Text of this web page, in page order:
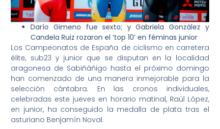
Darío Gimeno fue sexto; y Gabriela González y
Candela Ruiz rozaron el ‘top 10’ en féminas junior
Los Campeonatos de España de ciclismo en carretera
élite, sub23 y junior que se disputan en la localidad
aragonesa de Sabiñáñigo hasta el próximo domingo
han comenzado de una manera inmejorable para la
selección cántabra. En las cronos individuales,
celebradas este jueves en horario matinal, Raúl López,
en junior, ha conseguido la medalla de plata tras el
asturiano Benjamín Noval.